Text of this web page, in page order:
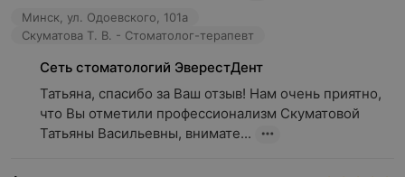
Услуги:
терапевтическая стоматология:
— лечение кариеса, пульпита, периодонтита
— лечение зубов под микроскопом
— комплексная чистка зубов
Минск, ул. Одоевского, 101а
Скуматова Т. В. - Стоматолог-терапевт
Сеть стоматологий ЭверестДент
Татьяна, спасибо за Ваш отзыв! Нам очень приятно,
что Вы отметили профессионализм Скуматовой
Татьяны Васильевны, внимате...